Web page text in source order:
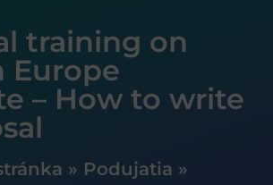
training on
Europe
– How to write
» Podujatia »